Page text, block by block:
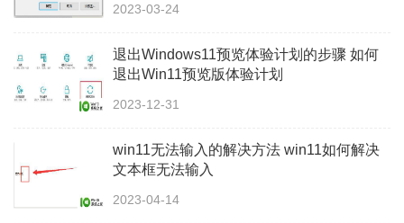
2023-03-24
退出Windows11预览体验计划的步骤 如何
退出Win11预览版体验计划
2023-12-31
win11无法输入的解决方法 win11如何解决
文本框无法输入
2023-04-14